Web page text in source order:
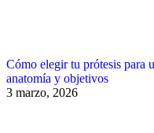
Cómo elegir tu prótesis para
anatomía y objetivos
3 marzo, 2026